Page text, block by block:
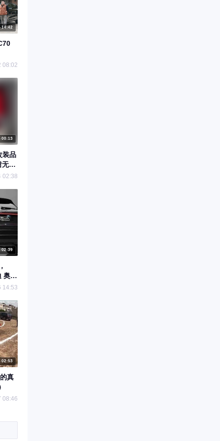
14:42
08:02
00:13
装品
无损
02:38
02:39
14:53
02:53
真
08:46